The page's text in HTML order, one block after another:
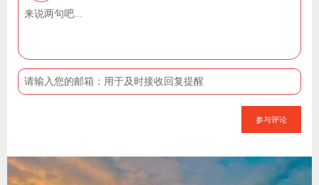
参与评论